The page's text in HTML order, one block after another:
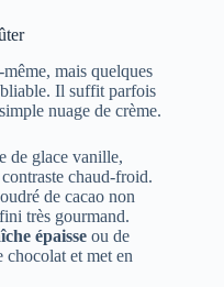
mais quelques
Il suffit parfois
nuage de crème.
de glace vanille,
chaud-froid.
de cacao non
très gourmand.
épaisse ou de
et met en